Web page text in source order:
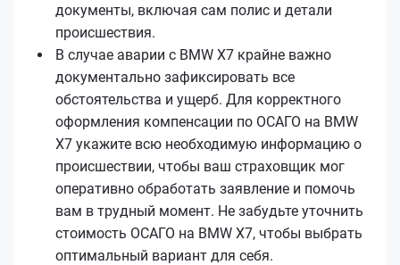
документы, включая сам полис и детали
происшествия.
В случае аварии с BMW X7 крайне важно
документально зафиксировать все
обстоятельства и ущерб. Для корректного
оформления компенсации по ОСАГО на BMW
X7 укажите всю необходимую информацию о
происшествии, чтобы ваш страховщик мог
оперативно обработать заявление и помочь
вам в трудный момент. Не забудьте уточнить
стоимость ОСАГО на BMW X7, чтобы выбрать
оптимальный вариант для себя.